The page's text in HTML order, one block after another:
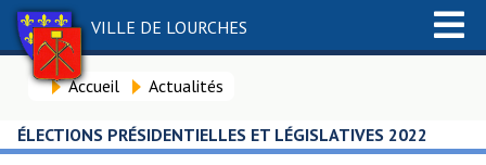
VILLE DE LOURCHES
Accueil Actualités
ÉLECTIONS PRÉSIDENTIELLES ET LÉGISLATIVES 2022